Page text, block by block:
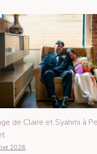
de Claire et Syahmi à
2026